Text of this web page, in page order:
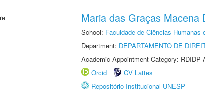
Maria das Graças Macena
School: Faculdade de Ciências
Department: DEPARTAMENTO DE
Academic Appointment Category: RDIDP
Orcid
CV Lattes
Repositório Institucional UNESP